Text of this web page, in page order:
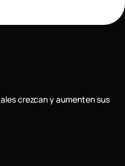
crezcan y aumenten sus